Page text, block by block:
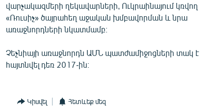
«Ազատության» բոլոր կայքերը
վարչակազմերի ղեկավարների, Ուկրաինայում կռվող
«Ռուսիչ» ծայրահեղ աջական խմբավորման և նրա
առաջնորդների նկատմամբ։
Չեչնիայի առաջնորդն ԱՄՆ պատժամիջոցների տակ է
հայտնվել դեռ 2017-ին։
Կիսվել Հետևեք մեզ